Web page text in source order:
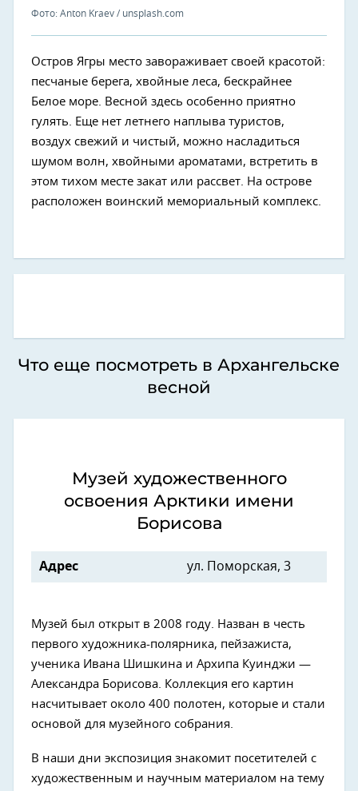
Фото: Anton Kraev / unsplash.com
Остров Ягры место завораживает своей красотой:
песчаные берега, хвойные леса, бескрайнее
Белое море. Весной здесь особенно приятно
гулять. Еще нет летнего наплыва туристов,
воздух свежий и чистый, можно насладиться
шумом волн, хвойными ароматами, встретить в
этом тихом месте закат или рассвет. На острове
расположен воинский мемориальный комплекс.
Что еще посмотреть в Архангельске
весной
Музей художественного
освоения Арктики имени
Борисова
Адрес ул. Поморская, 3
Музей был открыт в 2008 году. Назван в честь
первого художника-полярника, пейзажиста,
ученика Ивана Шишкина и Архипа Куинджи —
Александра Борисова. Коллекция его картин
насчитывает около 400 полотен, которые и стали
основой для музейного собрания.
В наши дни экспозиция знакомит посетителей с
художественным и научным материалом на тему